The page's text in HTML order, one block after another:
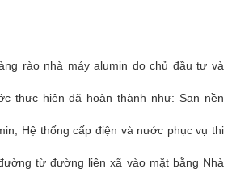
rào nhà máy alumin do chủ đầu tư và
thực hiện đã hoàn thành như: San nền
Hệ thống cấp điện và nước phục vụ thi
từ đường liên xã vào mặt bằng Nhà